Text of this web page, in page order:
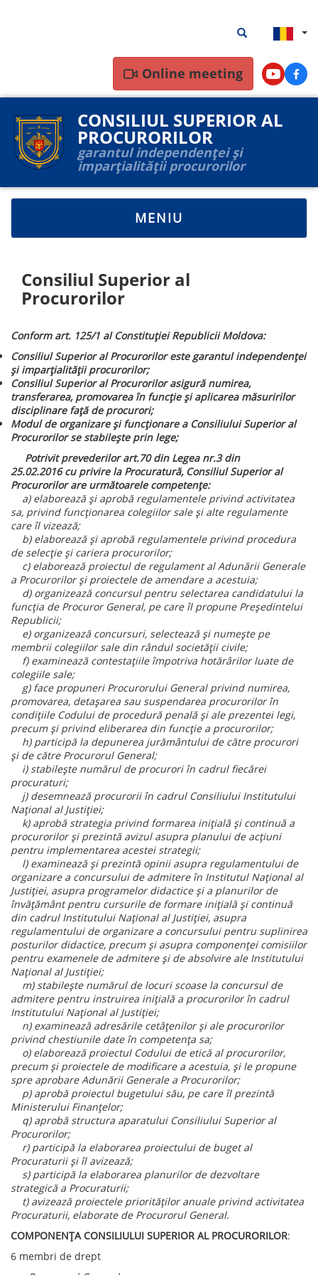
Rezultate
căutare
Rezultate
Online meeting Youtube
CONSILIUL SUPERIOR AL
PROCURORILOR
garantul independenței și
imparțialității procurorilor
TOGGLE
NAVIGATION
MENIU
Consiliul Superior al
Procurorilor
Conform art. 125/1 al Constituției Republicii Moldova:
Consiliul Superior al Procurorilor este garantul independenţei
şi imparţialităţii procurorilor;
Consiliul Superior al Procurorilor asigură numirea,
transferarea, promovarea în funcţie şi aplicarea măsuririlor
disciplinare faţă de procurori;
Modul de organizare şi funcţionare a Consiliului Superior al
Procurorilor se stabileşte prin lege;
Potrivit prevederilor art.70 din Legea nr.3 din
25.02.2016 cu privire la Procuratură,Consiliul Superior al
Procurorilor are următoarele competențe:
a) elaborează și aprobă regulamentele privind activitatea
sa, privind funcționarea colegiilor sale și alte regulamente
care îl vizează;
b) elaborează și aprobă regulamentele privind procedura
de selecție și cariera procurorilor;
c) elaborează proiectul de regulament al Adunării Generale
a Procurorilor și proiectele de amendare a acestuia;
d) organizează concursul pentru selectarea candidatului la
funcția de Procuror General, pe care îl propune Președintelui
Republicii;
e) organizează concursuri, selectează și numește pe
membrii colegiilor sale din rândul societății civile;
f) examinează contestațiile împotriva hotărârilor luate de
colegiile sale;
g) face propuneri Procurorului General privind numirea,
promovarea, detașarea sau suspendarea procurorilor în
condițiile Codului de procedură penală și ale prezentei legi,
precum și privind eliberarea din funcție a procurorilor;
h) participă la depunerea jurământului de către procurori
și de către Procurorul General;
i) stabilește numărul de procurori în cadrul fiecărei
procuraturi;
j) desemnează procurorii în cadrul Consiliului Institutului
Național al Justiției;
k) aprobă strategia privind formarea inițială și continuă a
procurorilor și prezintă avizul asupra planului de acțiuni
pentru implementarea acestei strategii;
l) examinează și prezintă opinii asupra regulamentului de
organizare a concursului de admitere în Institutul Național al
Justiției, asupra programelor didactice și a planurilor de
învățământ pentru cursurile de formare inițială și continuă
din cadrul Institutului Național al Justiției, asupra
regulamentului de organizare a concursului pentru suplinirea
posturilor didactice, precum și asupra componenței comisiilor
pentru examenele de admitere și de absolvire ale Institutului
Național al Justiției;
m) stabilește numărul de locuri scoase la concursul de
admitere pentru instruirea inițială a procurorilor în cadrul
Institutului Național al Justiției;
n) examinează adresările cetățenilor și ale procurorilor
privind chestiunile date în competența sa;
o) elaborează proiectul Codului de etică al procurorilor,
precum și proiectele de modificare a acestuia, și le propune
spre aprobare Adunării Generale a Procurorilor;
p) aprobă proiectul bugetului său, pe care îl prezintă
Ministerului Finanțelor;
q) aprobă structura aparatului Consiliului Superior al
Procurorilor;
r) participă la elaborarea proiectului de buget al
Procuraturii și îl avizează;
s) participă la elaborarea planurilor de dezvoltare
strategică a Procuraturii;
t) avizează proiectele priorităților anuale privind activitatea
Procuraturii, elaborate de Procurorul General.
COMPONENȚA CONSILIULUI SUPERIOR AL PROCURORILOR:
6 membri de drept